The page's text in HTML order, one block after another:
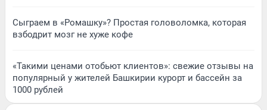
Сыграем в «Ромашку»? Простая головоломка, которая
взбодрит мозг не хуже кофе
«Такими ценами отобьют клиентов»: свежие отзывы на
популярный у жителей Башкирии курорт и бассейн за
1000 рублей